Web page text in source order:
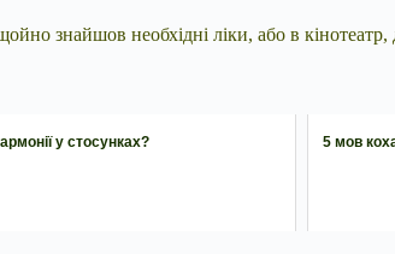
знайшов необхідні ліки, або в
у стосунках? 5 мов